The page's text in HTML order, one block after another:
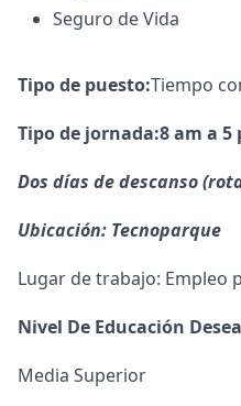
Seguro de Vida
Tipo de puesto:Tiempo
Tipo de jornada:8 am a 5
Dos días de descanso
Ubicación: Tecnoparque
Lugar de trabajo: Empleo
Nivel De Educación
Media Superior